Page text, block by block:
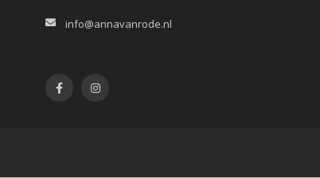
info@annavanrode.nl